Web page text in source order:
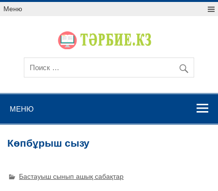
Меню
МЕНЮ
Көпбұрыш сызу
Бастауыш сынып ашық сабақтар